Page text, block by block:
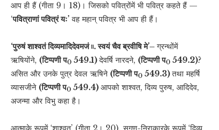
आप ही हैं (गीता 9। 18)। जिसको पवित्रोंमें भी पवित्र कहते हैं —
‘पवित्राणां पवित्रं यः’ वह महान् पवित्र भी आप ही हैं।
‘पुरुषं शाश्वतं दिव्यमादिदेवमजं ৷৷. स्वयं चैव ब्रवीषि मे’–ग्रन्थोंमें
ऋषियोंने, (टिप्पणी प0 549.1)देवर्षि नारदने, (टिप्पणी प0 549.2)?
असित और उनके पुत्र देवल ऋषिने (टिप्पणी प0 549.3)तथा महर्षि
व्यासजीने (टिप्पणी प0 549.4)आपको शाश्वत, दिव्य पुरुष, आदिदेव,
अजन्मा और विभु कहा है।